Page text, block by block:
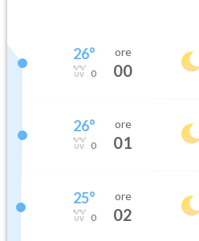
26°
0
ore
00
26°
0
ore
01
25°
0
ore
02